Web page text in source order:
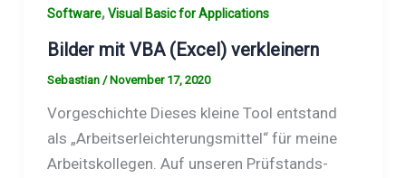
Software,Visual Basic for Applications
Bilder mit VBA (Excel) verkleinern
Sebastian /November 17, 2020
Vorgeschichte Dieses kleine Tool entstand
als „Arbeitserleichterungsmittel“ für meine
Arbeitskollegen. Auf unseren Prüfstands-